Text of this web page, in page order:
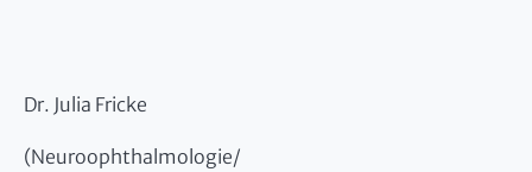
Dr. Julia Fricke
(Neuroophthalmologie/